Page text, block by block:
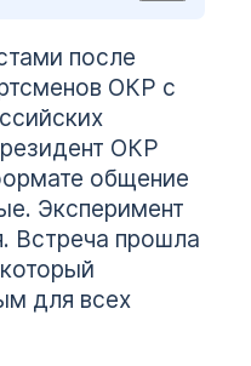
после
ОКР с
ОКР
общение
Эксперимент
Встреча прошла
для всех